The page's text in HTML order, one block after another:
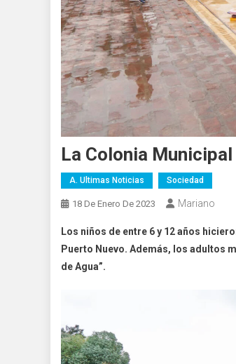
La Colonia
A. Ultimas Noticias Sociedad
18 De Enero De 2023 Mariano
Los niños de entre 6 y 12 años
Puerto Nuevo. Además, los adultos
de Agua”.